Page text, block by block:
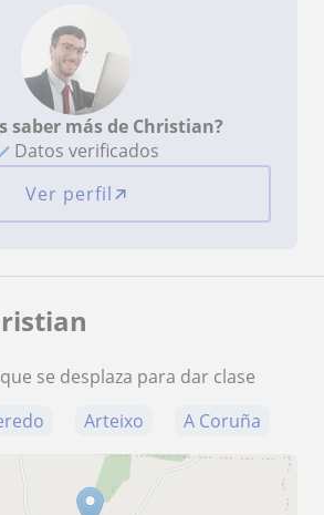
saber más de Christian?
Datos verificados
Ver perfil
se desplaza para dar clase
Arteixo A Coruña